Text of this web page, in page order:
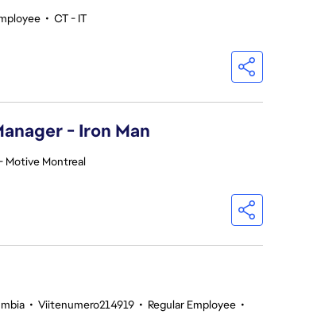
• CT - IT
- Iron Man
Motive Montreal
• Viitenumero214919 • Regular Employee •